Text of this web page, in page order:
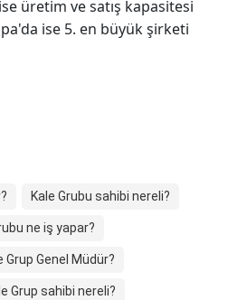
üretim ve satış kapasitesi
ise 5. en büyük şirketi
Kale Grubu sahibi nereli?
ne iş yapar?
Grup Genel Müdür?
Grup sahibi nereli?